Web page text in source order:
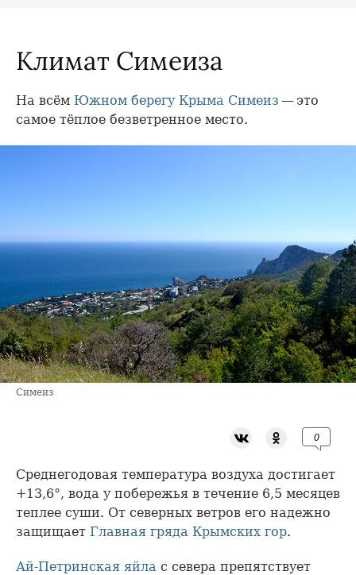
Климат Симеиза
На всём Южном берегу Крыма Симеиз — это
самое тёплое безветренное место.
Симеиз
0
Среднегодовая температура воздуха достигает
+13,6°, вода у побережья в течение 6,5 месяцев
теплее суши. От северных ветров его надежно
защищает Главная гряда Крымских гор.
Ай-Петринская яйла с севера препятствует